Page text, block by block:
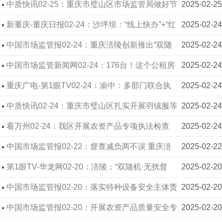
重庆秀山着力做好产业链供应链联动提升护航通道
发展
2025-02-25
中质快讯02-25：重庆市璧山区市场监管局做好节
后复工复产期间特种设备安全监管 2025-02-24
新重庆-重庆日报02-24：沙坪坝：“线上快办”+“红
岩代办” 让企业办证“不出村” 2025-02-24
中国市场监管报02-24：重庆涪陵创新推出“双随
机·无扰督查”模式 2025-02-24
中国市场监管新闻网02-24：176台！这个公租房
电梯焕新还升级了智能监管 2025-02-24
重庆广电-第1眼TV02-24：渝中：多部门联合执
法 筑牢校园安全防线 2025-02-24
中质快讯02-24：重庆市璧山区扎实开展羽绒服等
纺织品假冒伪劣突出问题专项整治 2025-02-24
看万州02-24：我区开展农资产品专项执法检查
全力护航春耕春播 2025-02-22
中国市场监管报02-22：督查减负两不误 重庆涪
陵创新推出“双随机·无扰督查”模式 2025-02-20
第1眼TV-华龙网02-20：涪陵：“双随机·无扰督
查”督查与减负两不误 2025-02-20
中国市场监管报02-20：落实特种设备安全主体责
任“两个规定” 2025-02-20
中国市场监管报02-20：开展农资产品质量安全专